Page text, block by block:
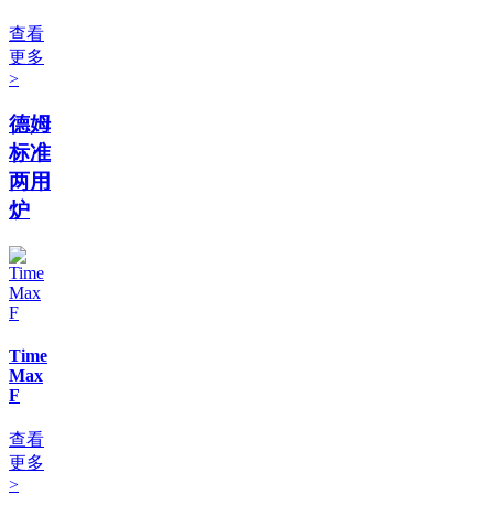
查看
更多
>
德姆
标准
两用
炉
Time
Max
F
查看
更多
>